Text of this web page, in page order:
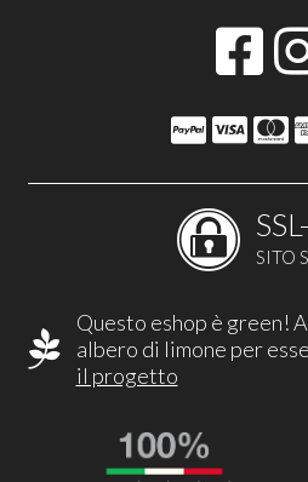
SITO
Questo eshop è green!
albero di limone per
il progetto